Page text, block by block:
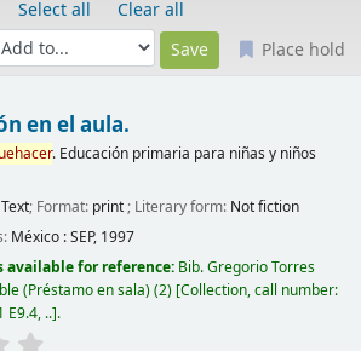
Select all
Clear all
Place hold
en el aula.
. Educación primaria para niñas y niños
Text; Format: print; Literary form: Not fiction
México :SEP, 1997
available for reference: Bib. Gregorio Torres
(Préstamo en sala)(2) Collection, call number:
E9.4, .. .